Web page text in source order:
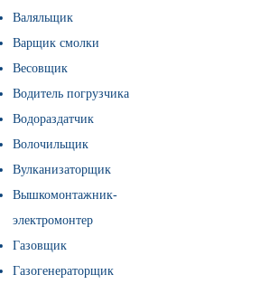
Валяльщик
Варщик смолки
Весовщик
Водитель погрузчика
Водораздатчик
Волочильщик
Вулканизаторщик
Вышкомонтажник-
электромонтер
Газовщик
Газогенераторщик